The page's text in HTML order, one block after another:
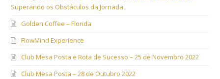
Superando os Obstáculos da Jornada
Golden Coffee – Florida
FlowMind Experience
Club Mesa Posta e Rota de Sucesso – 25 de Novembro 2022
Club Mesa Posta – 28 de Outubro 2022